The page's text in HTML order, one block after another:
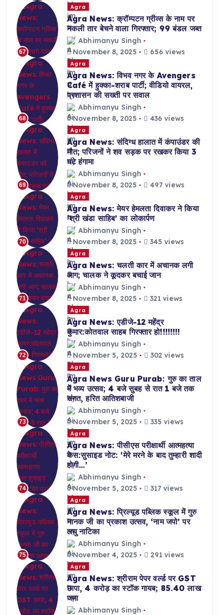
67
Agra
Agra News: क्रॉम्पटन ग्रीव्स के नाम पर
नकली तार बेचने वाला गिरफ्तार; 99 बंडल जब्त
Abhimanyu Singh
November 8, 2025
656 views
68
Agra
Agra News: विभव नगर के Avengers
Café में हुक्का-शराब पार्टी; वीडियो वायरल,
प्रशासन की सख्ती पर सवाल
Abhimanyu Singh
November 8, 2025
436 views
69
Agra
Agra News: संदिग्ध हालात में कंपाउंडर की
मौत; परिजनों ने शव सड़क पर रखकर किया 3
घंटे हंगामा
Abhimanyu Singh
November 8, 2025
497 views
70
Agra
Agra News: मेयर हेमलता दिवाकर ने किया
‘श्री खंडा साहिब’ का लोकार्पण
Abhimanyu Singh
November 8, 2025
345 views
71
Agra
Agra News: चलती कार में अचानक लगी
आग; चालक ने कूदकर बचाई जान
Abhimanyu Singh
November 8, 2025
321 views
72
Agra
Agra News: एडीजे-12 महेंद्र
कुमार:कोतवाल साहब गिरफ्तार हो!!!!!!!!
Abhimanyu Singh
November 5, 2025
302 views
73
Agra
Agra News Guru Purab: गुरु का ताल
में भव्य उत्सव; 4 बजे सुबह से रात 1 बजे तक
संगत, हरित आतिशबाजी
Abhimanyu Singh
November 5, 2025
335 views
74
Agra
Agra News: पीसीएस परीक्षार्थी आत्महत्या
केस:सुसाइड नोट: ‘मेरे मरने के बाद तुम्हारी शादी
होगी…’
Abhimanyu Singh
November 5, 2025
317 views
75
Agra
Agra News: प्रिल्यूड पब्लिक स्कूल में गुरु
नानक जी का प्रकाश उत्सव, ‘नाम जपो’ पर
लघु नाटिका
Abhimanyu Singh
November 4, 2025
291 views
Agra
Agra News: श्रीराम पेपर वर्ल्ड पर GST
छापा, 4 करोड़ का स्टॉक गायब; 85.40 लाख
जमा
Abhimanyu Singh